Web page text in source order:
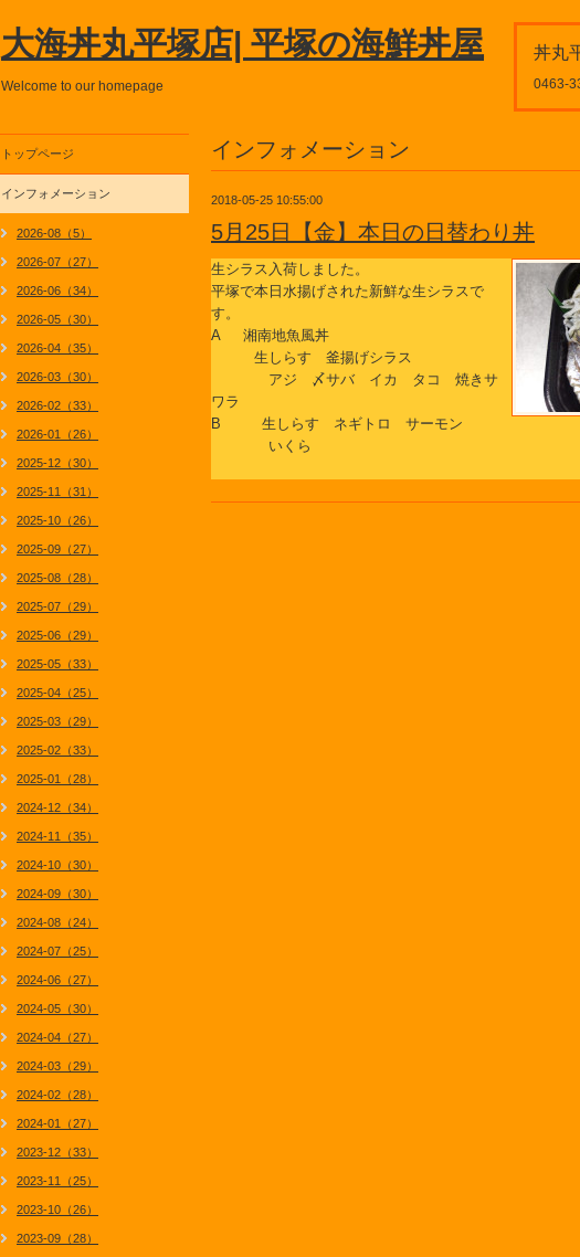
丼丸
0463-
大海丼丸平塚店| 平塚の海鮮丼屋
Welcome to our homepage
インフォメーション
2018-05-25 10:55:00
5月25日【金】本日の日替わり丼
生シラス入荷しました。
平塚で本日水揚げされた新鮮な生シラスで
す。
A 湘南地魚風丼
生しらす 釜揚げシラス
アジ 〆サバ イカ タコ 焼きサ
ワラ
B 生しらす ネギトロ サーモン
いくら
トップページ
インフォメーション
2026-08（5）
2026-07（27）
2026-06（34）
2026-05（30）
2026-04（35）
2026-03（30）
2026-02（33）
2026-01（26）
2025-12（30）
2025-11（31）
2025-10（26）
2025-09（27）
2025-08（28）
2025-07（29）
2025-06（29）
2025-05（33）
2025-04（25）
2025-03（29）
2025-02（33）
2025-01（28）
2024-12（34）
2024-11（35）
2024-10（30）
2024-09（30）
2024-08（24）
2024-07（25）
2024-06（27）
2024-05（30）
2024-04（27）
2024-03（29）
2024-02（28）
2024-01（27）
2023-12（33）
2023-11（25）
2023-10（26）
2023-09（28）